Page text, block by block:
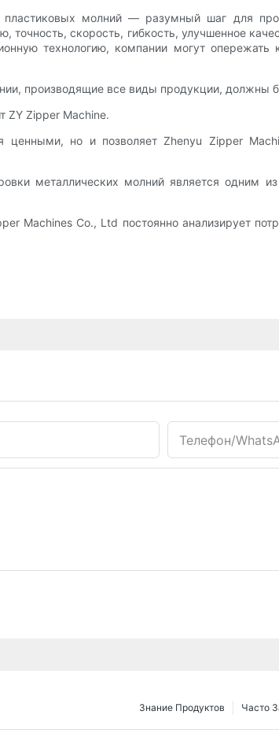
молний — разумный шаг для
скорость, гибкость, улучшенное
технологию, компании могут опережать
производящие все виды продукции, должны
ZY Zipper Machine.
ценными, но и позволяет Zhenyu Zipper
металлических молний является одним
Machines Co., Ltd постоянно анализирует
Телефон/
Часто
Знание Продуктов